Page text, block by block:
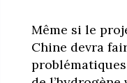
Même si le
Chine devra
problématiques